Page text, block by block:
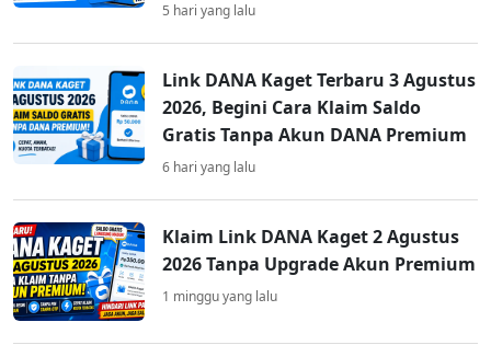
5 hari yang lalu
Link DANA Kaget Terbaru 3 Agustus
2026, Begini Cara Klaim Saldo
Gratis Tanpa Akun DANA Premium
6 hari yang lalu
Klaim Link DANA Kaget 2 Agustus
2026 Tanpa Upgrade Akun Premium
1 minggu yang lalu